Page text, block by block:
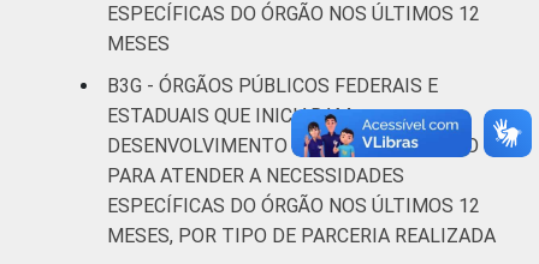
ESPECÍFICAS DO ÓRGÃO NOS ÚLTIMOS 12
MESES
B3G - ÓRGÃOS PÚBLICOS FEDERAIS E
ESTADUAIS QUE INICIARAM
DESENVOLVIMENTO DE SOFTWARE NOVO
PARA ATENDER A NECESSIDADES
ESPECÍFICAS DO ÓRGÃO NOS ÚLTIMOS 12
MESES, POR TIPO DE PARCERIA REALIZADA